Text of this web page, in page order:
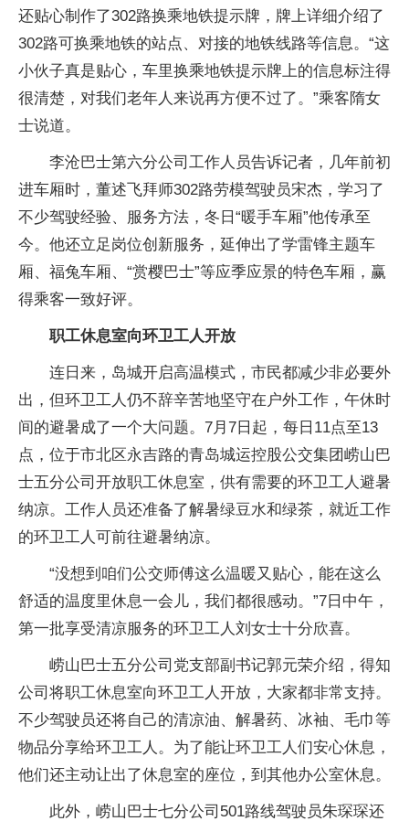
还贴心制作了302路换乘地铁提示牌，牌上详细介绍了
302路可换乘地铁的站点、对接的地铁线路等信息。“这
小伙子真是贴心，车里换乘地铁提示牌上的信息标注得
很清楚，对我们老年人来说再方便不过了。”乘客隋女
士说道。
李沧巴士第六分公司工作人员告诉记者，几年前初
进车厢时，董述飞拜师302路劳模驾驶员宋杰，学习了
不少驾驶经验、服务方法，冬日“暖手车厢”他传承至
今。他还立足岗位创新服务，延伸出了学雷锋主题车
厢、福兔车厢、“赏樱巴士”等应季应景的特色车厢，赢
得乘客一致好评。
职工休息室向环卫工人开放
连日来，岛城开启高温模式，市民都减少非必要外
出，但环卫工人仍不辞辛苦地坚守在户外工作，午休时
间的避暑成了一个大问题。7月7日起，每日11点至13
点，位于市北区永吉路的青岛城运控股公交集团崂山巴
士五分公司开放职工休息室，供有需要的环卫工人避暑
纳凉。工作人员还准备了解暑绿豆水和绿茶，就近工作
的环卫工人可前往避暑纳凉。
“没想到咱们公交师傅这么温暖又贴心，能在这么
舒适的温度里休息一会儿，我们都很感动。”7日中午，
第一批享受清凉服务的环卫工人刘女士十分欣喜。
崂山巴士五分公司党支部副书记郭元荣介绍，得知
公司将职工休息室向环卫工人开放，大家都非常支持。
不少驾驶员还将自己的清凉油、解暑药、冰袖、毛巾等
物品分享给环卫工人。为了能让环卫工人们安心休息，
他们还主动让出了休息室的座位，到其他办公室休息。
此外，崂山巴士七分公司501路线驾驶员朱琛琛还